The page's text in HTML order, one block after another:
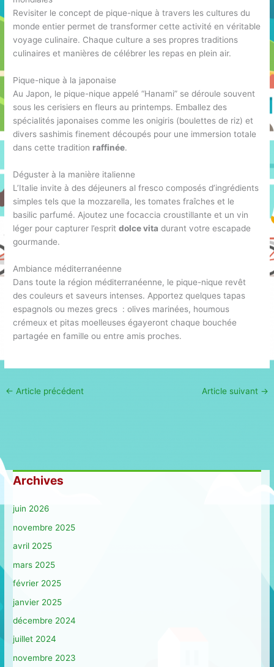
Revisiter le concept de pique-nique à travers les cultures du
monde entier permet de transformer cette activité en véritable
voyage culinaire. Chaque culture a ses propres traditions
culinaires et manières de célébrer les repas en plein air.
Pique-nique à la japonaise
Au Japon, le pique-nique appelé “Hanami” se déroule souvent
sous les cerisiers en fleurs au printemps. Emballez des
spécialités japonaises comme les onigiris (boulettes de riz) et
divers sashimis finement découpés pour une immersion totale
dans cette tradition raffinée.
Déguster à la manière italienne
L’Italie invite à des déjeuners al fresco composés d’ingrédients
simples tels que la mozzarella, les tomates fraîches et le
basilic parfumé. Ajoutez une focaccia croustillante et un vin
léger pour capturer l’espritdolce vita durant votre escapade
gourmande.
Ambiance méditerranéenne
Dans toute la région méditerranéenne, le pique-nique revêt
des couleurs et saveurs intenses. Apportez quelques tapas
espagnols ou mezes grecs : olives marinées, houmous
crémeux et pitas moelleuses égayeront chaque bouchée
partagée en famille ou entre amis proches.
← Article précédent Article suivant →
Archives
juin 2026
novembre 2025
avril 2025
mars 2025
février 2025
janvier 2025
décembre 2024
juillet 2024
novembre 2023